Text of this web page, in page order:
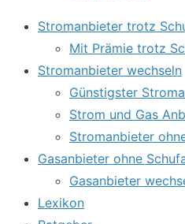
Stromanbieter trotz
Mit Prämie trotz
Stromanbieter wechseln
Günstigster
Strom und Gas
Stromanbieter
Gasanbieter ohne
Gasanbieter
Lexikon